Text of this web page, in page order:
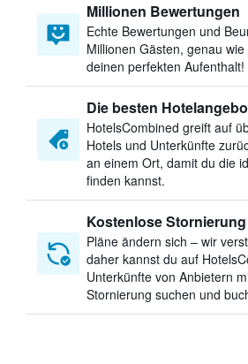
Millionen Bewertungen
Echte Bewertungen und
Millionen Gästen, genau
deinen perfekten Aufenthalt!
Die besten
HotelsCombined greift auf
Hotels und Unterkünfte
an einem Ort, damit du die
finden kannst.
Kostenlose Stornierung
Pläne ändern sich – wir
daher kannst du auf
Unterkünfte von Anbietern
Stornierung suchen und